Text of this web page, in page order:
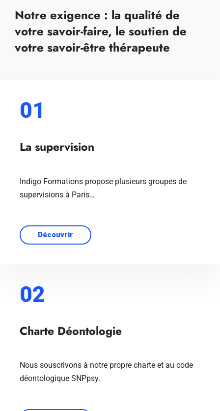
Notre exigence : la qualité de
votre savoir-faire, le soutien de
votre savoir-être thérapeute
01
La supervision
Indigo Formations propose plusieurs groupes de
supervisions à Paris…
Découvrir
02
Charte Déontologie
Nous souscrivons à notre propre charte et au code
déontologique SNPpsy.